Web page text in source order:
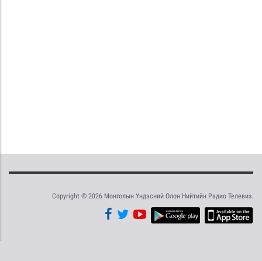
Copyright © 2026 Монголын Үндэсний Олон Нийтийн Радио Телевиз.